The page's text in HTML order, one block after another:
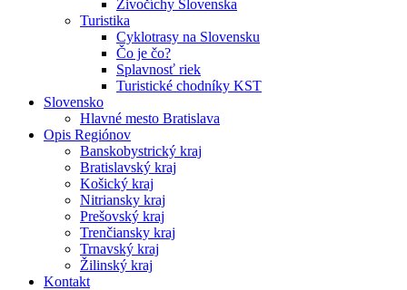
Živočíchy Slovenska
Turistika
Cyklotrasy na Slovensku
Čo je čo?
Splavnosť riek
Turistické chodníky KST
Slovensko
Hlavné mesto Bratislava
Opis Regiónov
Banskobystrický kraj
Bratislavský kraj
Košický kraj
Nitriansky kraj
Prešovský kraj
Trenčiansky kraj
Trnavský kraj
Žilinský kraj
Kontakt